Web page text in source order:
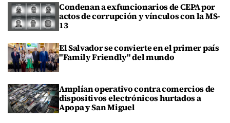
Condenan a exfuncionarios de CEPA por
actos de corrupción y vínculos con la MS-
13
El Salvador se convierte en el primer país
"Family Friendly" del mundo
Amplían operativo contra comercios de
dispositivos electrónicos hurtados a
Apopa y San Miguel